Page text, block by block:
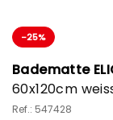
-25%
Badematte
60x120cm
Ref.: 547428